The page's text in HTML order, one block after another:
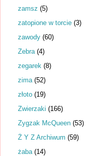
zamsz (5)
zatopione w torcie (3)
zawody (60)
Zebra (4)
zegarek (8)
zima (52)
złoto (19)
Zwierzaki (166)
Zygzak McQueen (53)
Ż Y Z Archiwum (59)
żaba (14)